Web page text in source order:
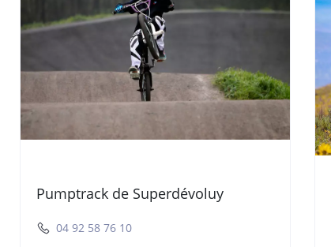
Pumptrack de Superdévoluy
04 92 58 76 10